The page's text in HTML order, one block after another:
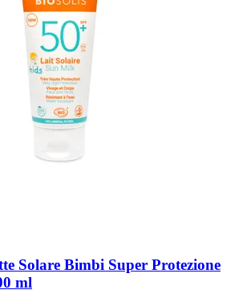
Solare Bimbi Super Protezione
ml